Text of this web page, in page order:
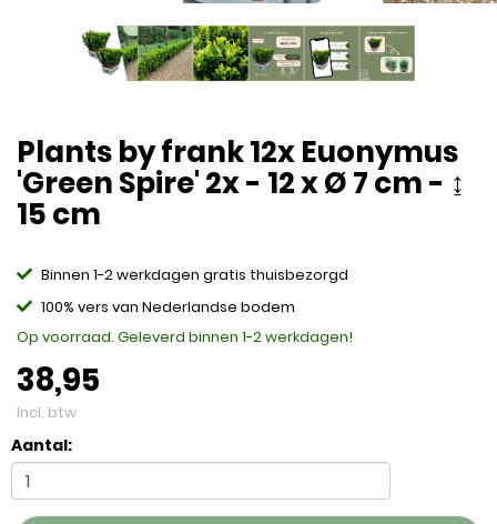
Plants by frank 12x Euonymus
'Green Spire' 2x - 12 x Ø 7 cm - ↨
15 cm
Binnen 1-2 werkdagen gratis thuisbezorgd
100% vers van Nederlandse bodem
Op voorraad. Geleverd binnen 1-2 werkdagen!
38,95
Incl. btw
Aantal: